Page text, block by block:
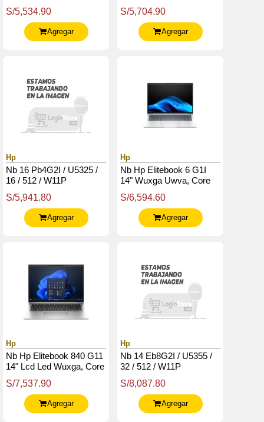
16Gb Ddr4 / 512Gb Ssd
S/5,534.90
Agregar
S/5,704.90
Agregar
Hp
Nb 16 Pb4G2I / U5325 /
16 / 512 / W11P
S/5,941.80
Agregar
Hp
Nb Hp Elitebook 6 G1I
14" Wuxga Uwva, Core
16Gb Ddr5, 512Gb Ssd
S/6,594.60
Agregar
Hp
Nb Hp Elitebook 840 G11
14" Lcd Led Wuxga, Core
16Gb Ddr5-5600Mhz
S/7,537.90
Agregar
Hp
Nb 14 Eb8G2I / U5355 /
32 / 512 / W11P
S/8,087.80
Agregar